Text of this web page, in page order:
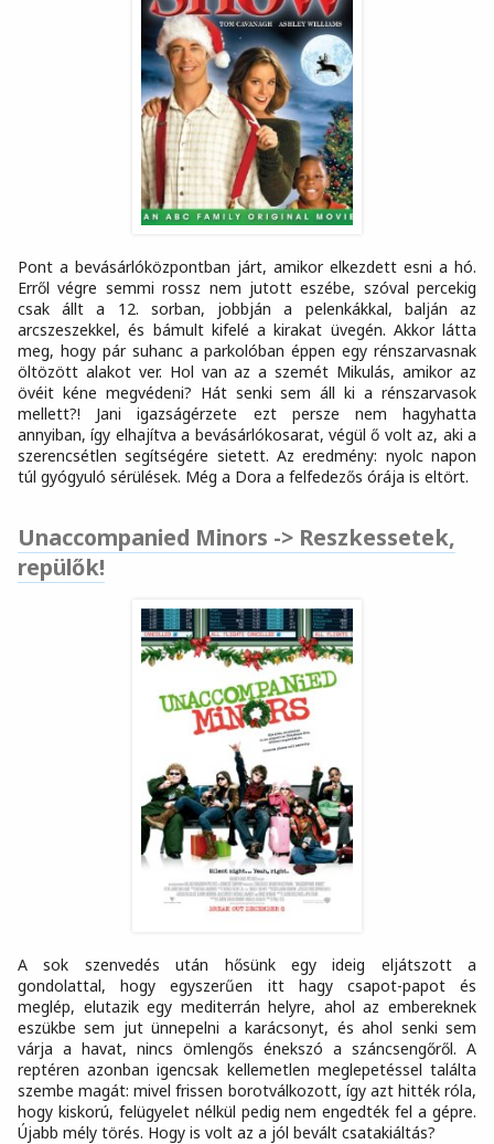
Pont a bevásárlóközpontban járt, amikor elkezdett esni a hó.
Erről végre semmi rossz nem jutott eszébe, szóval percekig
csak állt a 12. sorban, jobbján a pelenkákkal, balján az
arcszeszekkel, és bámult kifelé a kirakat üvegén. Akkor látta
meg, hogy pár suhanc a parkolóban éppen egy rénszarvasnak
öltözött alakot ver. Hol van az a szemét Mikulás, amikor az
övéit kéne megvédeni? Hát senki sem áll ki a rénszarvasok
mellett?! Jani igazságérzete ezt persze nem hagyhatta
annyiban, így elhajítva a bevásárlókosarat, végül ő volt az, aki a
szerencsétlen segítségére sietett. Az eredmény: nyolc napon
túl gyógyuló sérülések. Még a Dora a felfedezős órája is eltört.
Unaccompanied Minors -> Reszkessetek,
repülők!
A sok szenvedés után hősünk egy ideig eljátszott a
gondolattal, hogy egyszerűen itt hagy csapot-papot és
meglép, elutazik egy mediterrán helyre, ahol az embereknek
eszükbe sem jut ünnepelni a karácsonyt, és ahol senki sem
várja a havat, nincs ömlengős énekszó a száncsengőről. A
reptéren azonban igencsak kellemetlen meglepetéssel találta
szembe magát: mivel frissen borotválkozott, így azt hitték róla,
hogy kiskorú, felügyelet nélkül pedig nem engedték fel a gépre.
Újabb mély törés. Hogy is volt az a jól bevált csatakiáltás?